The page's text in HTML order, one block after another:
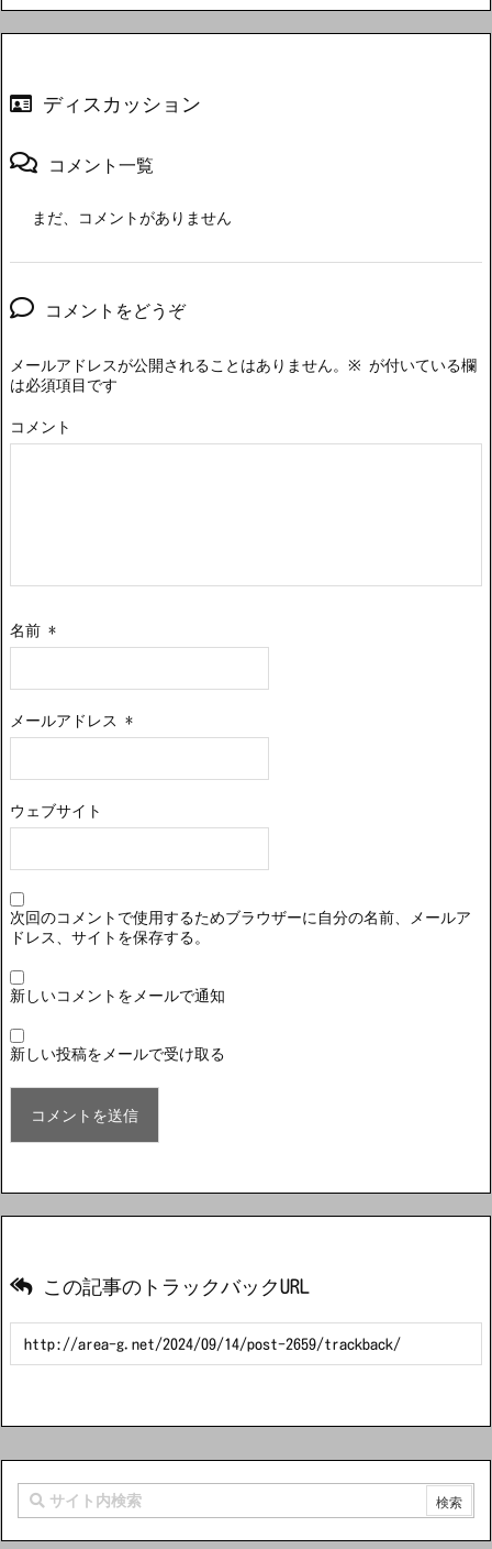
ディスカッション
コメント一覧
まだ、コメントがありません
コメントをどうぞ
メールアドレスが公開されることはありません。 ※ が付いている欄
は必須項目です
コメント
名前 *
メールアドレス *
ウェブサイト
次回のコメントで使用するためブラウザーに自分の名前、メールア
ドレス、サイトを保存する。
新しいコメントをメールで通知
新しい投稿をメールで受け取る
この記事のトラックバックURL